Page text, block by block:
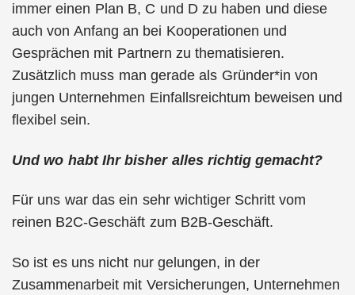
immer einen Plan B, C und D zu haben und diese
auch von Anfang an bei Kooperationen und
Gesprächen mit Partnern zu thematisieren.
Zusätzlich muss man gerade als Gründer*in von
jungen Unternehmen Einfallsreichtum beweisen und
flexibel sein.
Und wo habt Ihr bisher alles richtig gemacht?
Für uns war das ein sehr wichtiger Schritt vom
reinen B2C-Geschäft zum B2B-Geschäft.
So ist es uns nicht nur gelungen, in der
Zusammenarbeit mit Versicherungen, Unternehmen